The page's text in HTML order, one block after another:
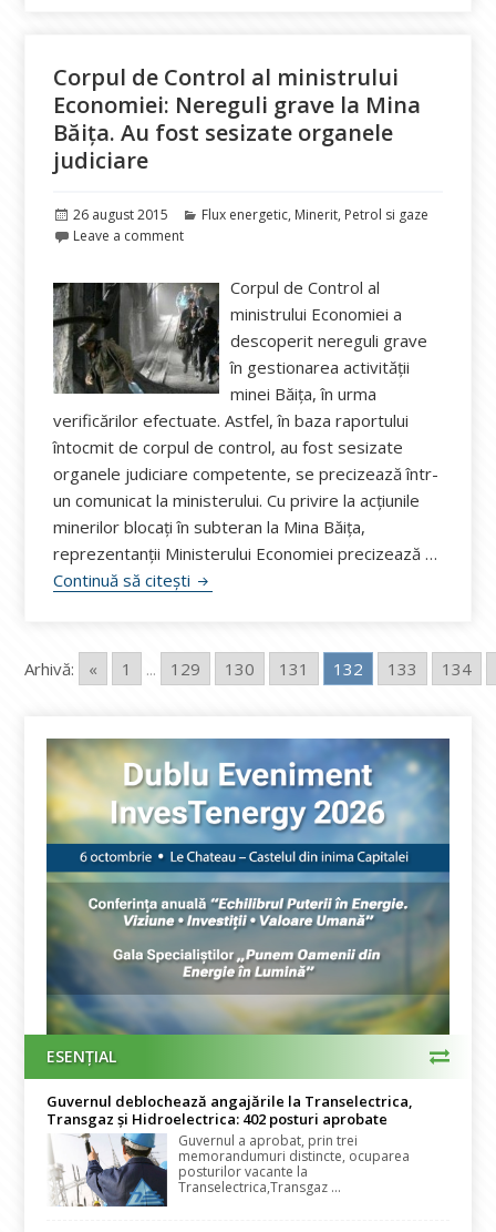
Corpul de Control al ministrului
Economiei: Nereguli grave la Mina
Băița. Au fost sesizate organele
judiciare
Publicat
pe
26 august 2015 Categorii
Flux energetic, Minerit, Petrol si gaze
Leave a comment
Corpul de Control al
ministrului Economiei a
descoperit nereguli grave
în gestionarea activității
minei Băița, în urma
verificărilor efectuate. Astfel, în baza raportului
întocmit de corpul de control, au fost sesizate
organele judiciare competente, se precizează într-
un comunicat la ministerului. Cu privire la acțiunile
minerilor blocați în subteran la Mina Băița,
reprezentanții Ministerului Economiei precizează …
Continuă să citești Corpul de Control al ministrului
Arhivă: « 1 ... 129 130 131 132 133 134
ESENȚIAL
Guvernul deblochează angajările la Transelectrica,
Transgaz și Hidroelectrica: 402 posturi aprobate
Guvernul a aprobat, prin trei
memorandumuri distincte, ocuparea
posturilor vacante la
Transelectrica,Transgaz ...